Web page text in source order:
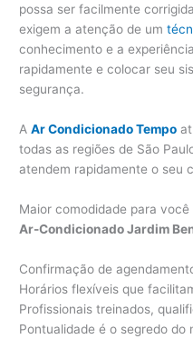
possa ser facilmente
exigem a atenção de um
conhecimento e a
rapidamente e colocar seu
segurança.
AAr Condicionado Tempo
todas as regiões de São
atendem rapidamente o seu
Maior comodidade para
Ar-Condicionado Jardim
Confirmação de
Horários flexíveis que
Profissionais treinados,
Pontualidade é o segredo do